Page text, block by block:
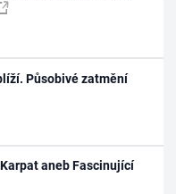
Působivé zatmění
aneb Fascinující